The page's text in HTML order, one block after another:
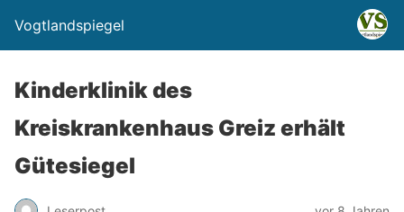
Vogtlandspiegel
Kinderklinik des
Kreiskrankenhaus Greiz erhält
Gütesiegel